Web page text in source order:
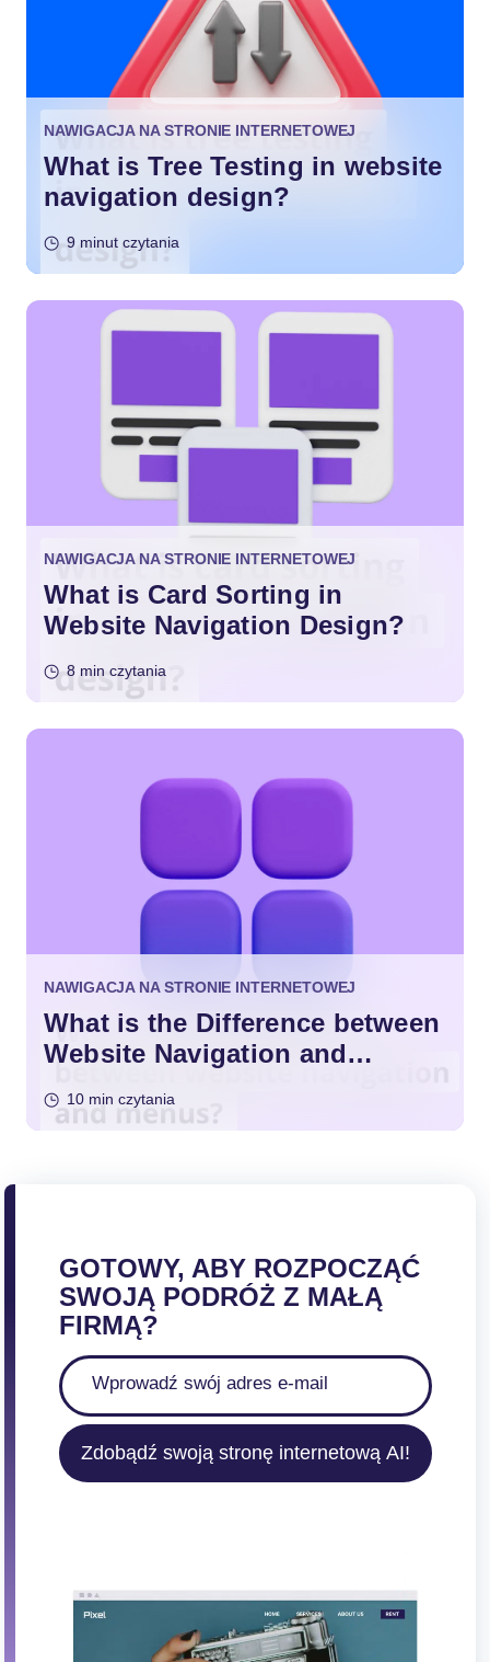
NAWIGACJA NA STRONIE INTERNETOWEJ
What is Tree Testing in website
navigation design?
9 minut czytania
NAWIGACJA NA STRONIE INTERNETOWEJ
What is Card Sorting in
Website Navigation Design?
8 min czytania
NAWIGACJA NA STRONIE INTERNETOWEJ
What is the Difference between
Website Navigation and
10 min czytania
GOTOWY, ABY ROZPOCZĄĆ
SWOJĄ PODRÓŻ Z MAŁĄ
FIRMĄ?
Zdobądź swoją stronę internetową AI!